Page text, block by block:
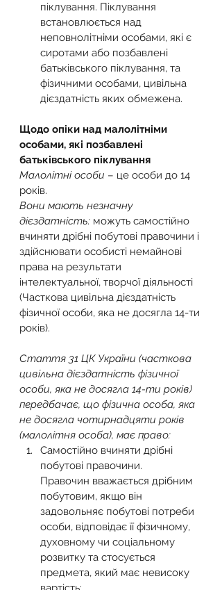
піклування. Піклування
встановлюється над
неповнолітніми особами, які є
сиротами або позбавлені
батьківського піклування, та
фізичними особами, цивільна
дієздатність яких обмежена.
Щодо опіки над малолітніми
особами, які позбавлені
батьківського піклування
Малолітні особи – це особи до 14
років.
Вони мають незначну
дієздатність: можуть самостійно
вчиняти дрібні побутові правочини і
здійснювати особисті немайнові
права на результати
інтелектуальної, творчої діяльності
(Часткова цивільна дієздатність
фізичної особи, яка не досягла 14-ти
років).
Стаття 31 ЦК України (часткова
цивільна дієздатність фізичної
особи, яка не досягла 14-ти років)
передбачає, що фізична особа, яка
не досягла чотирнадцяти років
(малолітня особа), має право:
Самостійно вчиняти дрібні
побутові правочини.
Правочин вважається дрібним
побутовим, якщо він
задовольняє побутові потреби
особи, відповідає її фізичному,
духовному чи соціальному
розвитку та стосується
предмета, який має невисоку